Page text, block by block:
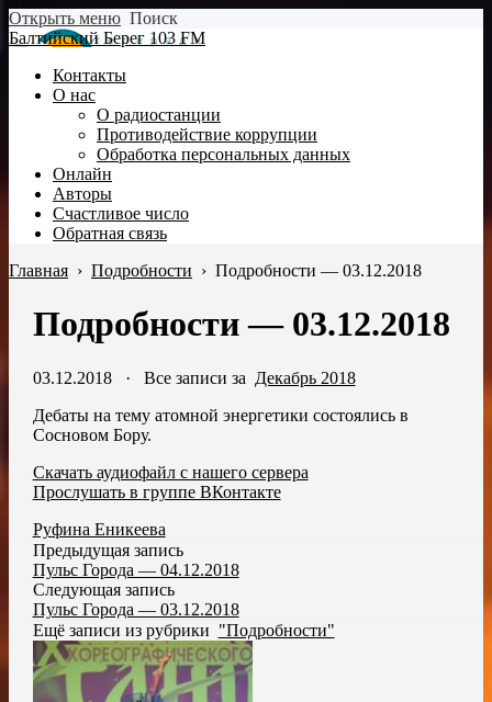
Открыть меню Поиск
Балтийский Берег 103 FM
Контакты
О нас
О радиостанции
Противодействие коррупции
Обработка персональных данных
Онлайн
Авторы
Счастливое число
Обратная связь
Главная › Подробности › Подробности — 03.12.2018
Подробности — 03.12.2018
03.12.2018· Все записи за Декабрь 2018
Дебаты на тему атомной энергетики состоялись в
Сосновом Бору.
Скачать аудиофайл с нашего сервера
Прослушать в группе ВКонтакте
Руфина Еникеева
Предыдущая запись
Пульс Города — 04.12.2018
Следующая запись
Пульс Города — 03.12.2018
Ещё записи из рубрики "Подробности"